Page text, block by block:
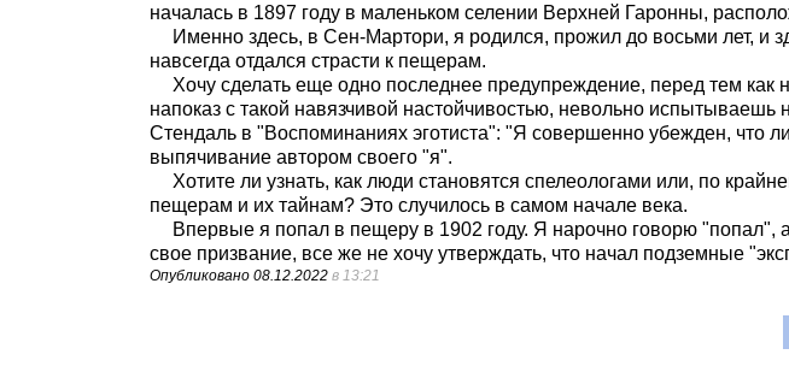
началась в 1897 году в маленьком селении Верхней Гаронны,
Именно здесь, в Сен-Мартори, я родился, прожил до восьми лет, и
навсегда отдался страсти к пещерам.
Хочу сделать еще одно последнее предупреждение, перед тем как
напоказ с такой навязчивой настойчивостью, невольно испытываешь
Стендаль в "Воспоминаниях эготиста": "Я совершенно убежден, что
выпячивание автором своего "я".
Хотите ли узнать, как люди становятся спелеологами или, по
пещерам и их тайнам? Это случилось в самом начале века.
Впервые я попал в пещеру в 1902 году. Я нарочно говорю "попал",
свое призвание, все же не хочу утверждать, что начал подземные
Опубликовано 08.12.2022 в 13:21